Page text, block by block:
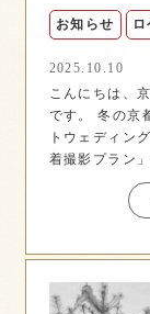
お知らせ
2025.10.10
こんにちは、
です。 冬の京
トウェディン
着撮影プラン